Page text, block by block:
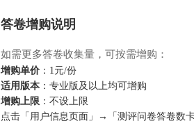
答卷增购说明
如需更多答卷收集量，可按需增购：
增购单价 ：1元/份
适用版本 ：专业版及以上均可增购
增购上限 ：不设上限
点击「用户信息页面」→「测评问卷答卷数